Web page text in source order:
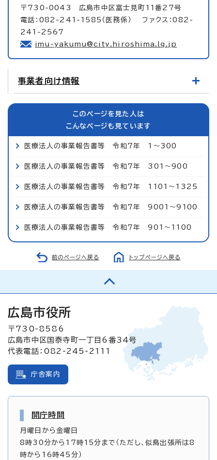
〒730-0043 広島市中区富士見町11番27号
電話：082-241-1585（医務係） ファクス：082-
241-2567
imu-yakumu@city.hiroshima.lg.jp
事業者向け情報
このページを見た人は
こんなページも見ています
医療法人の事業報告書等 令和7年 1～300
医療法人の事業報告書等 令和7年 301～900
医療法人の事業報告書等 令和7年 1101～1325
医療法人の事業報告書等 令和7年 9001～9100
医療法人の事業報告書等 令和7年 901～1100
前のページへ戻る トップページへ戻る
広島市役所
〒730-8586
広島市中区国泰寺町一丁目6番34号
代表電話：082-245-2111
庁舎案内
開庁時間
月曜日から金曜日
8時30分から17時15分まで（ただし、似島出張所は8
時から16時45分）